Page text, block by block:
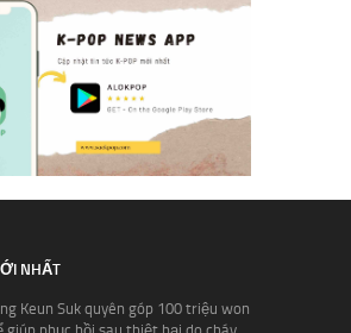
NHẤT
Keun Suk quyên góp 100 triệu won